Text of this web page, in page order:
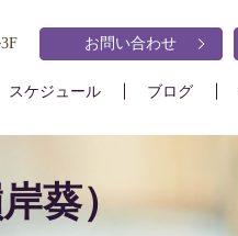
スケジュール ブログ
お問い合わせ
葵）